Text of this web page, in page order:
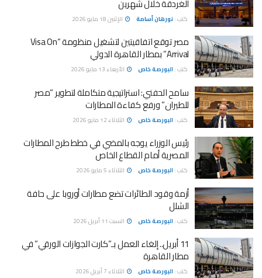
الغردقة خلال شهرين
كتب : نورهان أسامة الإثنين 18 مايو 2026
مصر توقع اتفاقيتين لتشغيل منظومة “Visa On
Arrival” بمطار القاهرة الدولي
كتب : البورصة خاص الأربعاء 13 مايو 2026
سامح الحفني: استراتيجية متكاملة لتطوير “مصر
للطيران” ورفع كفاءة المطارات
كتب : البورصة خاص الثلاثاء 12 مايو 2026
رئيس الوزراء يوجه بالمضي في خطط طرح المطارات
المصرية أمام القطاع الخاص
كتب : البورصة خاص الثلاثاء 5 مايو 2026
أزمة وقود الطائرات تضع مطارات أوروبا على حافة
الشلل
كتب : البورصة خاص السبت 11 أبريل 2026
11 أبريل.. إلغاء العمل بـ”كارت الجوازات الورقي” في
مطار القاهرة
كتب : البورصة خاص الثلاثاء 7 أبريل 2026